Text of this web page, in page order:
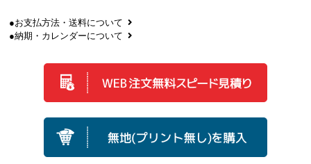
●お支払方法・送料について
●納期・カレンダーについて